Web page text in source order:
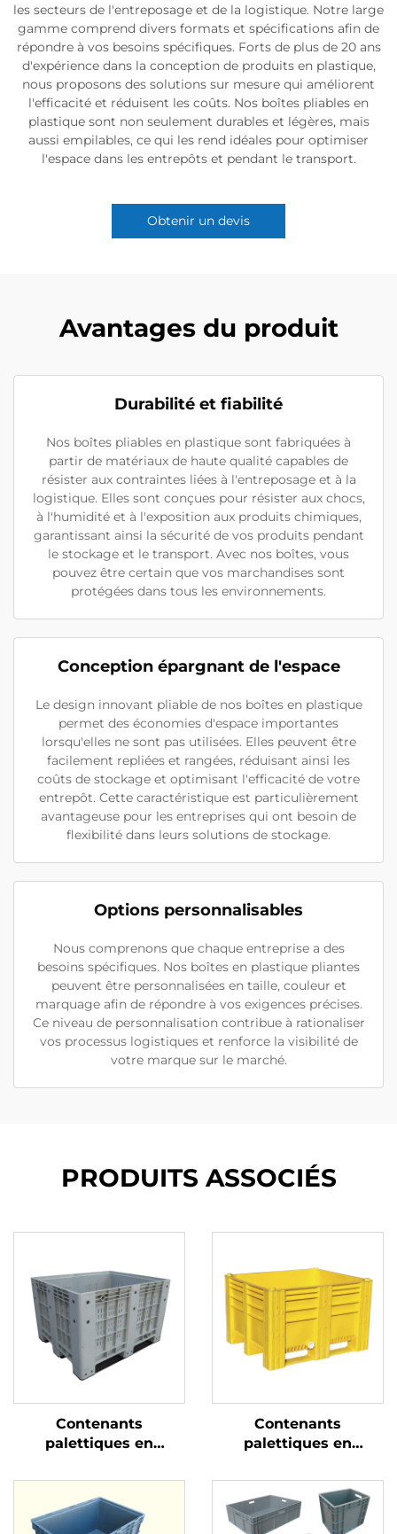
les secteurs de l'entreposage et de la logistique. Notre large
gamme comprend divers formats et spécifications afin de
répondre à vos besoins spécifiques. Forts de plus de 20 ans
d'expérience dans la conception de produits en plastique,
nous proposons des solutions sur mesure qui améliorent
l'efficacité et réduisent les coûts. Nos boîtes pliables en
plastique sont non seulement durables et légères, mais
aussi empilables, ce qui les rend idéales pour optimiser
l'espace dans les entrepôts et pendant le transport.
Obtenir un devis
Avantages du produit
Durabilité et fiabilité
Nos boîtes pliables en plastique sont fabriquées à
partir de matériaux de haute qualité capables de
résister aux contraintes liées à l'entreposage et à la
logistique. Elles sont conçues pour résister aux chocs,
à l'humidité et à l'exposition aux produits chimiques,
garantissant ainsi la sécurité de vos produits pendant
le stockage et le transport. Avec nos boîtes, vous
pouvez être certain que vos marchandises sont
protégées dans tous les environnements.
Conception épargnant de l'espace
Le design innovant pliable de nos boîtes en plastique
permet des économies d'espace importantes
lorsqu'elles ne sont pas utilisées. Elles peuvent être
facilement repliées et rangées, réduisant ainsi les
coûts de stockage et optimisant l'efficacité de votre
entrepôt. Cette caractéristique est particulièrement
avantageuse pour les entreprises qui ont besoin de
flexibilité dans leurs solutions de stockage.
Options personnalisables
Nous comprenons que chaque entreprise a des
besoins spécifiques. Nos boîtes en plastique pliantes
peuvent être personnalisées en taille, couleur et
marquage afin de répondre à vos exigences précises.
Ce niveau de personnalisation contribue à rationaliser
vos processus logistiques et renforce la visibilité de
votre marque sur le marché.
PRODUITS ASSOCIÉS
Contenants
palettiques en
pour une logistique et
un stockage efficaces
Contenants
palettiques en
pour une logistique et
un stockage efficaces.